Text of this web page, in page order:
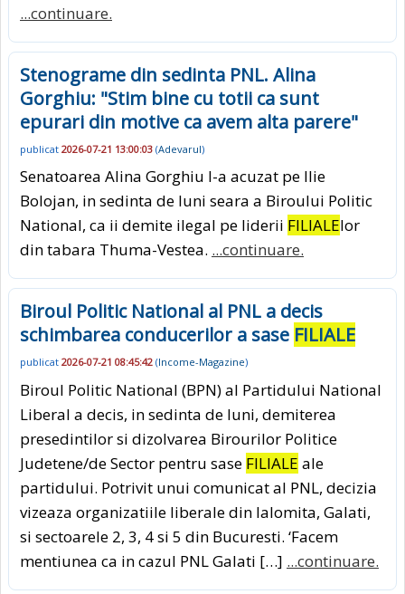
...continuare.
Stenograme din sedinta PNL. Alina
Gorghiu: "Stim bine cu totii ca sunt
epurari din motive ca avem alta parere"
publicat 2026-07-21 13:00:03 (Adevarul)
Senatoarea Alina Gorghiu l-a acuzat pe Ilie
Bolojan, in sedinta de luni seara a Biroului Politic
National, ca ii demite ilegal pe liderii FILIALElor
din tabara Thuma-Vestea. ...continuare.
Biroul Politic National al PNL a decis
schimbarea conducerilor a sase FILIALE
publicat 2026-07-21 08:45:42 (Income-Magazine)
Biroul Politic National (BPN) al Partidului National
Liberal a decis, in sedinta de luni, demiterea
presedintilor si dizolvarea Birourilor Politice
Judetene/de Sector pentru sase FILIALE ale
partidului. Potrivit unui comunicat al PNL, decizia
vizeaza organizatiile liberale din Ialomita, Galati,
si sectoarele 2, 3, 4 si 5 din Bucuresti. ‘Facem
mentiunea ca in cazul PNL Galati […] ...continuare.